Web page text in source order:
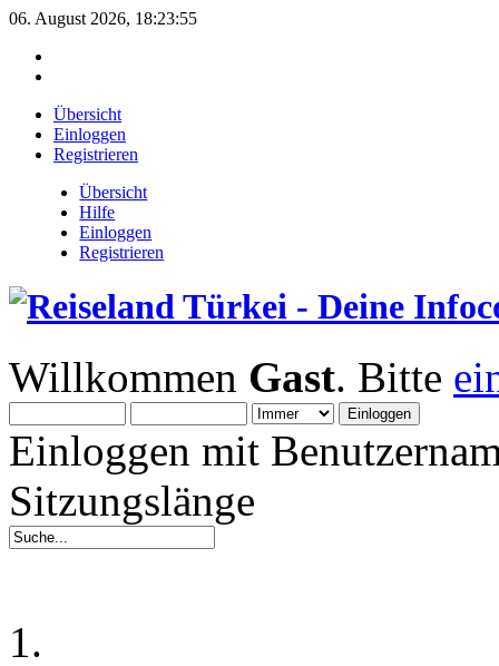
06. August 2026, 18:23:55
Übersicht
Einloggen
Registrieren
Übersicht
Hilfe
Einloggen
Registrieren
Willkommen Gast. Bitte
Einloggen mit
Sitzungslänge